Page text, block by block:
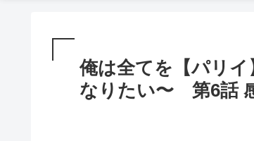
俺は全てを【パリ
なりたい〜 第6話